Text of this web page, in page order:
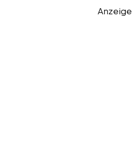
Anzeige